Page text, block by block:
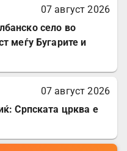
07 август 2026
село во
меѓу Бугарите и
07 август 2026
Српската црква е